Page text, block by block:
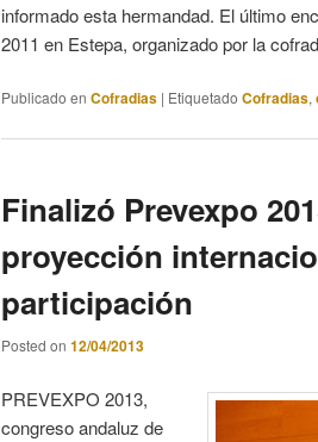
informado esta hermandad. El último
2011 en Estepa, organizado por la
Publicado en Cofradias | Etiquetado Cofradias,
Finalizó Prevexpo
proyección
participación
Posted on 12/04/2013
PREVEXPO 2013,
congreso andaluz de